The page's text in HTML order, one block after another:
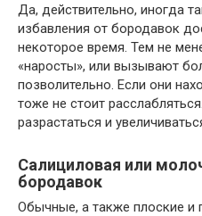
Да, действительно, иногда
избавления от бородавок
некоторое время. Тем не
«наросты», или вызывают
позволительно. Если они
тоже не стоит
разрастаться и
Салициловая или
бородавок
Обычные, а также плоские и